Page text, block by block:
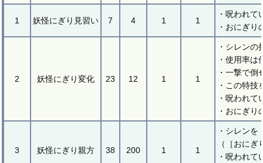
1 妖怪にぎり見習い 7 4 1 1
・呪われて
・おにぎ
2 妖怪にぎり変化 23 12 1 1
・シレン
・使用率
・一撃で倒
・この特
・呪われて
・おにぎり
3 妖怪にぎり親方 38 200 1 1
・シレン
（［おに
・呪われて